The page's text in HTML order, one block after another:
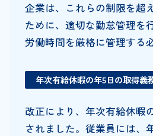
企業は、これらの制限を超
ために、適切な勤怠管理を
労働時間を厳格に管理する
年次有給休暇の年5日の取得義
改正により、年次有給休暇
されました。従業員には、